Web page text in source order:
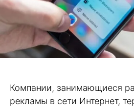
Компании, занимающиеся
рекламы в сети Интернет,